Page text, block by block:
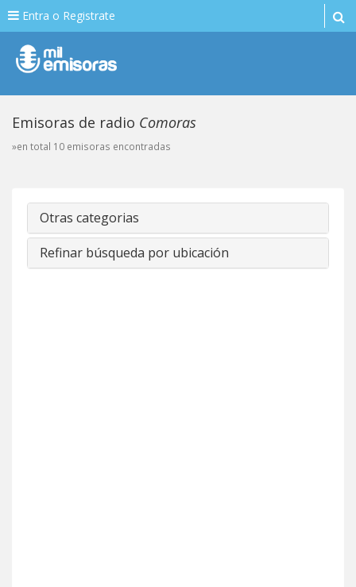
Entra o Registrate
Emisoras de radio Comoras
»en total 10 emisoras encontradas
Otras categorias
Refinar búsqueda por ubicación